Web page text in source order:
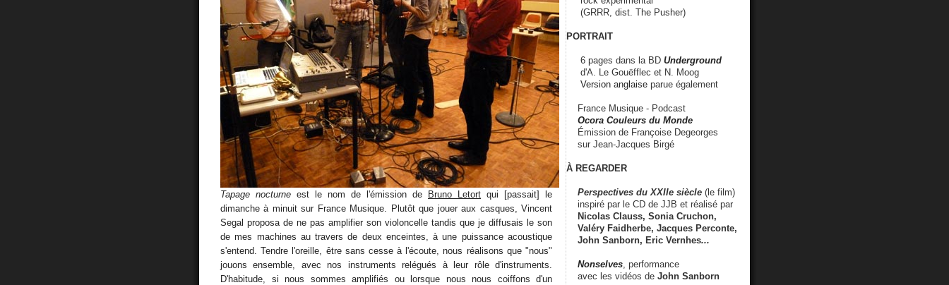
Tapage nocturne est le nom de l'émission de Bruno Letort qui [passait] le
dimanche à minuit sur France Musique. Plutôt que jouer aux casques, Vincent
Segal proposa de ne pas amplifier son violoncelle tandis que je diffusais le son
de mes machines au travers de deux enceintes, à une puissance acoustique
s'entend. Tendre l'oreille, être sans cesse à l'écoute, nous réalisons que "nous"
jouons ensemble, avec nos instruments relégués à leur rôle d'instruments.
D'habitude, si nous sommes amplifiés ou lorsque nous nous coiffons d'un
(GRRR, dist. The Pusher)
PORTRAIT
6 pages dans la BD Underground
d'A. Le Gouëfflec et N. Moog
Version anglaise parue également
France Musique - Podcast
Ocora Couleurs du Monde
Émission de Françoise Degeorges
sur Jean-Jacques Birgé
À REGARDER
Perspectives du XXIIe siècle (le film)
inspiré par le CD de JJB et réalisé par
Nicolas Clauss, Sonia Cruchon,
Valéry Faidherbe, Jacques Perconte,
John Sanborn, Eric Vernhes...
Nonselves , performance
avec les vidéos de John Sanborn